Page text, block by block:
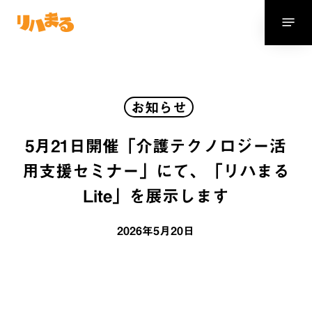
お知らせ
5月21日開催「介護テクノロジー活
用支援セミナー」にて、「リハまる
Lite」を展示します
2026年5月20日